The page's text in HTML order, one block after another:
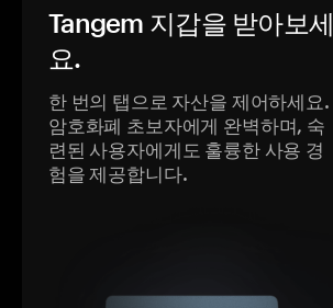
Tangem 지갑을 받아보세
요.
한 번의 탭으로 자산을 제어하세요.
암호화폐 초보자에게 완벽하며, 숙
련된 사용자에게도 훌륭한 사용 경
험을 제공합니다.